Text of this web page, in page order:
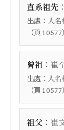
直系祖先 ：
出處： 人名
（頁 10577）
曾祖 ： 崔
出處： 人名
（頁 10577）
祖父 ： 崔